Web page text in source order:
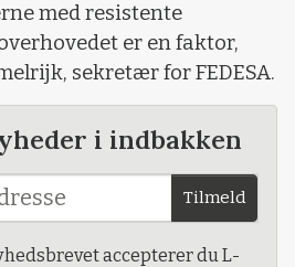
med resistente
er en faktor,
sekretær for FEDESA.
i indbakken
Tilmeld
accepterer du L-